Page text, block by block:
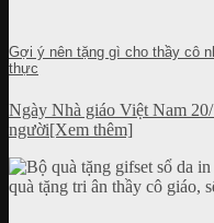
Gợi ý nên tặng gì cho thầy cô
thực
Ngày Nhà giáo Việt Nam
người[Xem thêm]